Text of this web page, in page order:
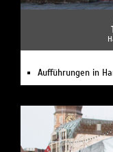
Aufführungen in